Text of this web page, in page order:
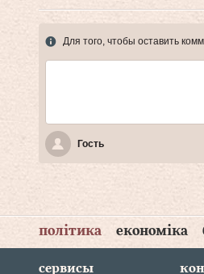
Для того, чтобы оставить
Гость
політика економіка
сервисы